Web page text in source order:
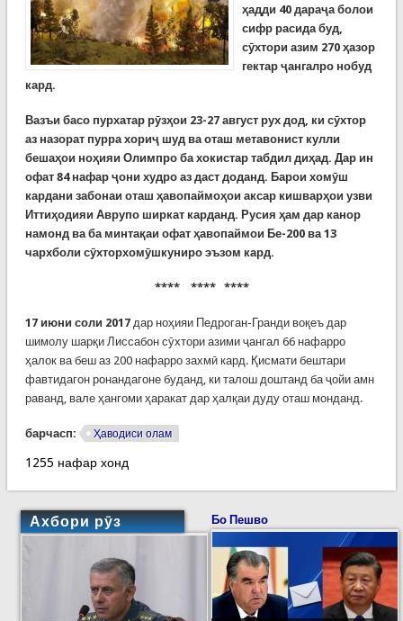
ҳадди 40 дараҷа болои
сифр расида буд,
сӯхтори азим 270 ҳазор
гектар ҷангалро нобуд
кард.
Вазъи басо пурхатар рӯзҳои 23-27 август рух дод, ки сӯхтор
аз назорат пурра хориҷ шуд ва оташ метавонист кулли
бешаҳои ноҳияи Олимпро ба хокистар табдил диҳад. Дар ин
офат 84 нафар ҷони худро аз даст доданд. Барои хомӯш
кардани забонаи оташ ҳавопаймоҳои аксар кишварҳои узви
Иттиҳодияи Аврупо ширкат карданд. Русия ҳам дар канор
намонд ва ба минтақаи офат ҳавопаймои Бе-200 ва 13
чархболи сӯхторхомӯшкуниро эъзом кард.
**** **** ****
17 июни соли 2017дар ноҳияи Педроган-Гранди воқеъ дар
шимолу шарқи Лиссабон сӯхтори азими ҷангал 66 нафарро
ҳалок ва беш аз 200 нафарро захмӣ кард. Қисмати бештари
фавтидагон ронандагоне буданд, ки талош доштанд ба ҷойи амн
раванд, вале ҳангоми ҳаракат дар ҳалқаи дуду оташ монданд.
барчасп: Ҳаводиси олам
1255 нафар хонд
Ахбори рӯз Бо Пешво